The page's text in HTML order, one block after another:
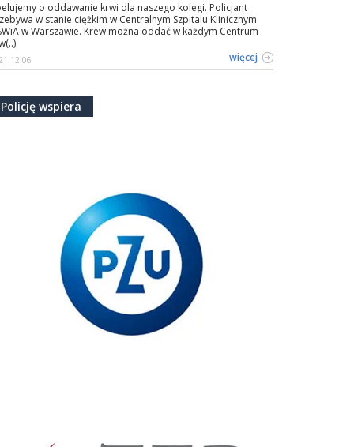
o oddawanie krwi dla naszego kolegi. Policjant
w stanie ciężkim w Centralnym Szpitalu Klinicznym
w Warszawie. Krew można oddać w każdym Centrum
więcej
Policję wspiera
i trzymamy linię
dniu 03 lipca w godzinach wieczornych w trakcie
interwencji, sprawca kilkukrotnie postrzelił
kolegę policjanta z Bolesławca. Funkcj .. więcej